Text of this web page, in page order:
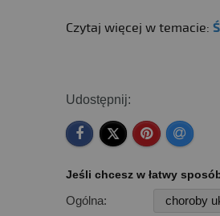
Czytaj więcej w temacie:
Udostępnij:
Jeśli chcesz w łatwy
Ogólna: choroby